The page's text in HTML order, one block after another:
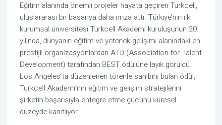
Eğitim alanında önemli projeler hayata geçiren Turkcell,
uluslararası bir başarıya daha imza attı. Türkiye’nin ilk
kurumsal üniversitesi Turkcell Akademi kuruluşunun 20.
yılında, dünyanın eğitim ve yetenek gelişimi alanındaki en
prestijli organizasyonlardan ATD (Association for Talent
Development) tarafından BEST ödülüne layık görüldü.
Los Angeles’ta düzenlenen törenle sahibini bulan ödül,
Turkcell Akademi’nin eğitim ve gelişim stratejilerini
şirketin başarısıyla entegre etme gücünü küresel
düzeyde kanıtlıyor.